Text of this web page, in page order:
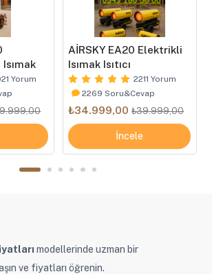
Isımak
Yorum
AİRSKY EA20 Elektrikli
Isımak Isıtıcı
2211 Yorum
2269 Soru&Cevap
₺34.999,00 ₺39.999,00
İncele
modellerinde uzman bir
ve fiyatları öğrenin.